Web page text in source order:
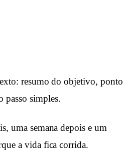
resumo do objetivo, ponto
passo simples.
uma semana depois e um
a vida fica corrida.